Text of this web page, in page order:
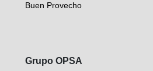
Buen Provecho
Grupo OPSA